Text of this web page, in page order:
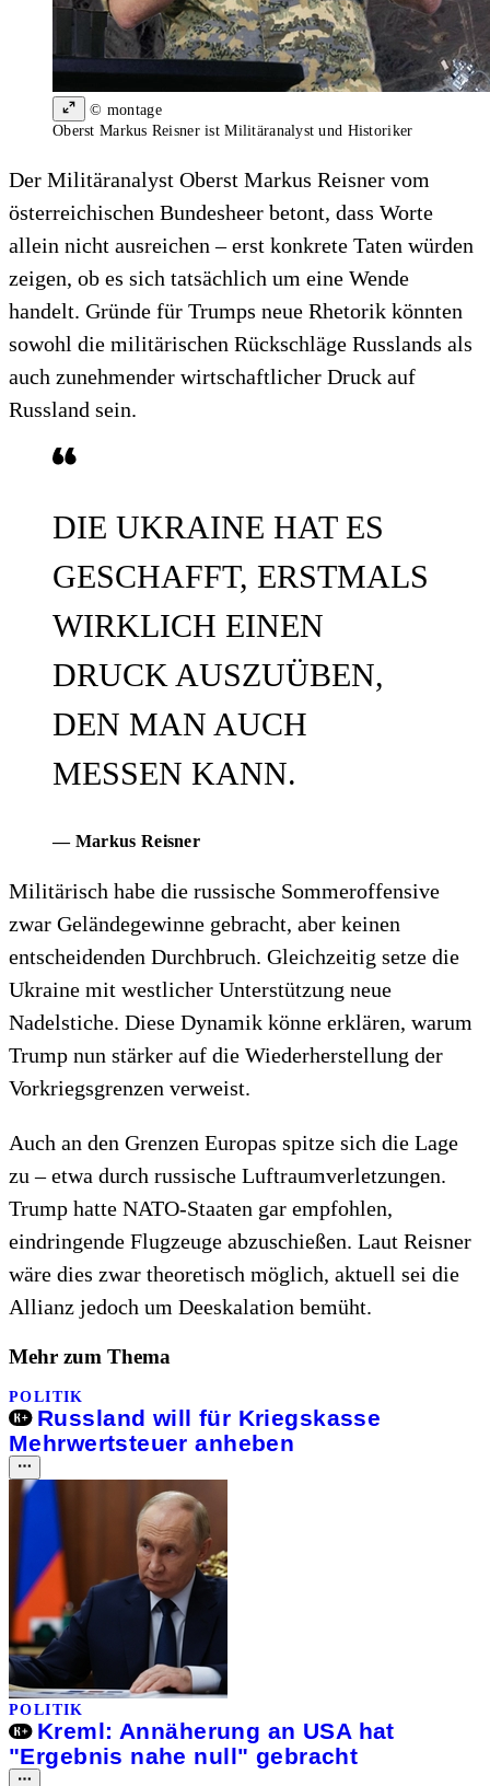
© montage
Oberst Markus Reisner ist Militäranalyst und Historiker
Der Militäranalyst Oberst Markus Reisner vom
österreichischen Bundesheer betont, dass Worte
allein nicht ausreichen – erst konkrete Taten würden
zeigen, ob es sich tatsächlich um eine Wende
handelt. Gründe für Trumps neue Rhetorik könnten
sowohl die militärischen Rückschläge Russlands als
auch zunehmender wirtschaftlicher Druck auf
Russland sein.
DIE UKRAINE HAT ES
GESCHAFFT, ERSTMALS
WIRKLICH EINEN
DRUCK AUSZUÜBEN,
DEN MAN AUCH
MESSEN KANN.
— Markus Reisner
Militärisch habe die russische Sommeroffensive
zwar Geländegewinne gebracht, aber keinen
entscheidenden Durchbruch. Gleichzeitig setze die
Ukraine mit westlicher Unterstützung neue
Nadelstiche. Diese Dynamik könne erklären, warum
Trump nun stärker auf die Wiederherstellung der
Vorkriegsgrenzen verweist.
Auch an den Grenzen Europas spitze sich die Lage
zu – etwa durch russische Luftraumverletzungen.
Trump hatte NATO-Staaten gar empfohlen,
eindringende Flugzeuge abzuschießen. Laut Reisner
wäre dies zwar theoretisch möglich, aktuell sei die
Allianz jedoch um Deeskalation bemüht.
Mehr zum Thema
POLITIK
Russland will für Kriegskasse
Mehrwertsteuer anheben
POLITIK
Kreml: Annäherung an USA hat
"Ergebnis nahe null" gebracht